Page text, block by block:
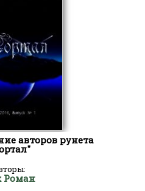
авторов рунета
Роман